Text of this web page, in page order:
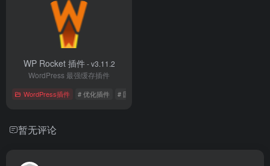
WP Rocket 插件- v3.11.2
WordPress 最强缓存插件
WordPress插件 # 优化插件 # 国外插件
暂无评论